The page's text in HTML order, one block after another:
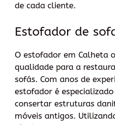
de cada cliente.
Estofador de
O estofador em Calheta
qualidade para a
sofás. Com anos de
estofador é
consertar estruturas
móveis antigos.